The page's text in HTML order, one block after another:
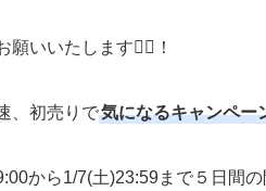
願いいたします🙇‍♂️！
、初売りで気になるキャンペー
から1/7(土)23:59まで５日間